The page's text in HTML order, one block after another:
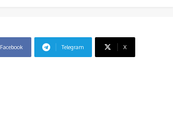
Facebook Telegram X